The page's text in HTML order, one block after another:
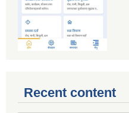
Recent content